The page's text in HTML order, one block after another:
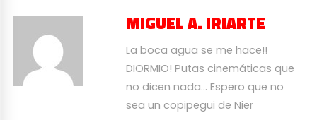
MIGUEL A. IRIARTE
La boca agua se me hace!!
DIORMIO! Putas cinemáticas que
no dicen nada… Espero que no
sea un copipegui de Nier